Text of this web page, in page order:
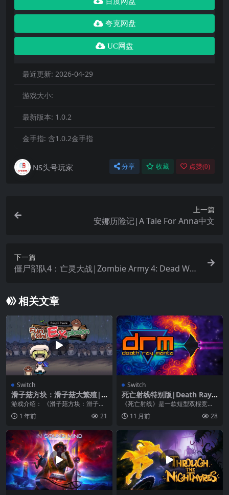
夸克网盘
UC网盘
最近更新: 2026-04-29
游戏大小:
最新版本: 1.0.2
金手指: 含1.0.2金手指
NS头号玩家 分享 收藏 点赞(0)
上一篇
安娜历险记|A Tale For Anna中文
下一篇
僵尸部队4：亡灵大战|Zombie Army 4: Dead War
相关文章
Switch
滑子菇方块：滑子菇大繁殖|F
unghi Puzzle: Funghi Explo
sion中文
游戏介绍： 《滑子菇方块：滑子菇
大繁殖》是以 3DS 版的《触摸侦探
滑子菇大繁...
1 年前 21
Switch
死亡射线特别版|Death Ray
Manta SE
《死亡射线》是一款短型双棍竞技
场射击游戏，您可以在其中使用多
彩的激光束炸毁敌人。...
11 月前 28